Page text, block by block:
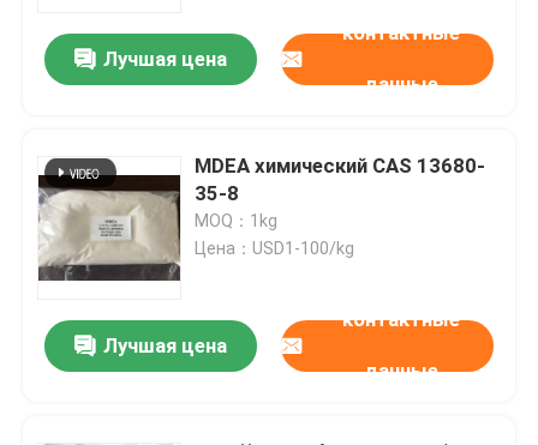
Органические фотовольтайческие материалы
Сырье фармацевтической продукции
Сырье личной заботы
Косметическое сырье
Лучшая цена
контактные
данные
MDEA химический CAS 13680-
35-8
MOQ：1kg
Цена：USD1-100/kg
Лучшая цена
контактные
данные